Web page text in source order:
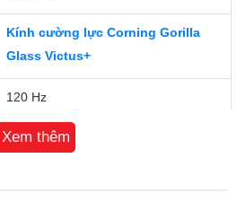
6 Gen 3
6 Gen 3, RAM 6GB và
ứng tốt nhu cầu lướt web, xem
chơi game cơ bản. Máy còn hỗ
2TB để lưu trữ thoải mái hơn.
Kính cường lực Corning Gorilla
Glass Victus+
120 Hz
Android 16
Xem thêm